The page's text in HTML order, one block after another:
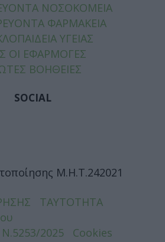
ΝΟΣΟΚΟΜΕΙΑ
ΦΑΡΜΑΚΕΙΑ
ΥΓΕΙΑΣ
ΟΙ ΕΦΑΡΜΟΓΕΣ
ΒΟΗΘΕΙΕΣ
SOCIAL
Μ.Η.Τ.242021
ΤΑΥΤΟΤΗΤΑ
2025
Cookies